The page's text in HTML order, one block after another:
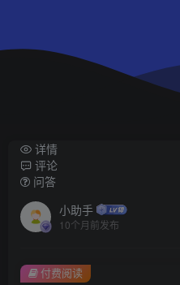
详情
评论
问答
小助手
10个月前发布
付费阅读